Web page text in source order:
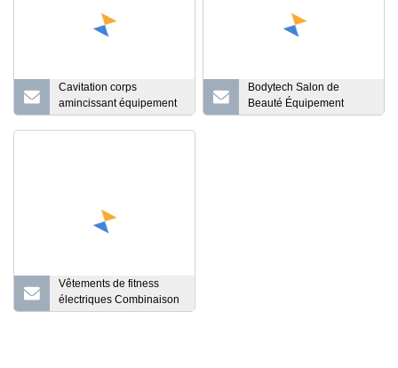
Cavitation corps
amincissant équipement
taille formateurs dispositif
de combustion des
Bodytech Salon de
Beauté Équipement
Consommation Calorie
Vêtements de fitness
électriques Combinaison
de fitness EMS pour perte